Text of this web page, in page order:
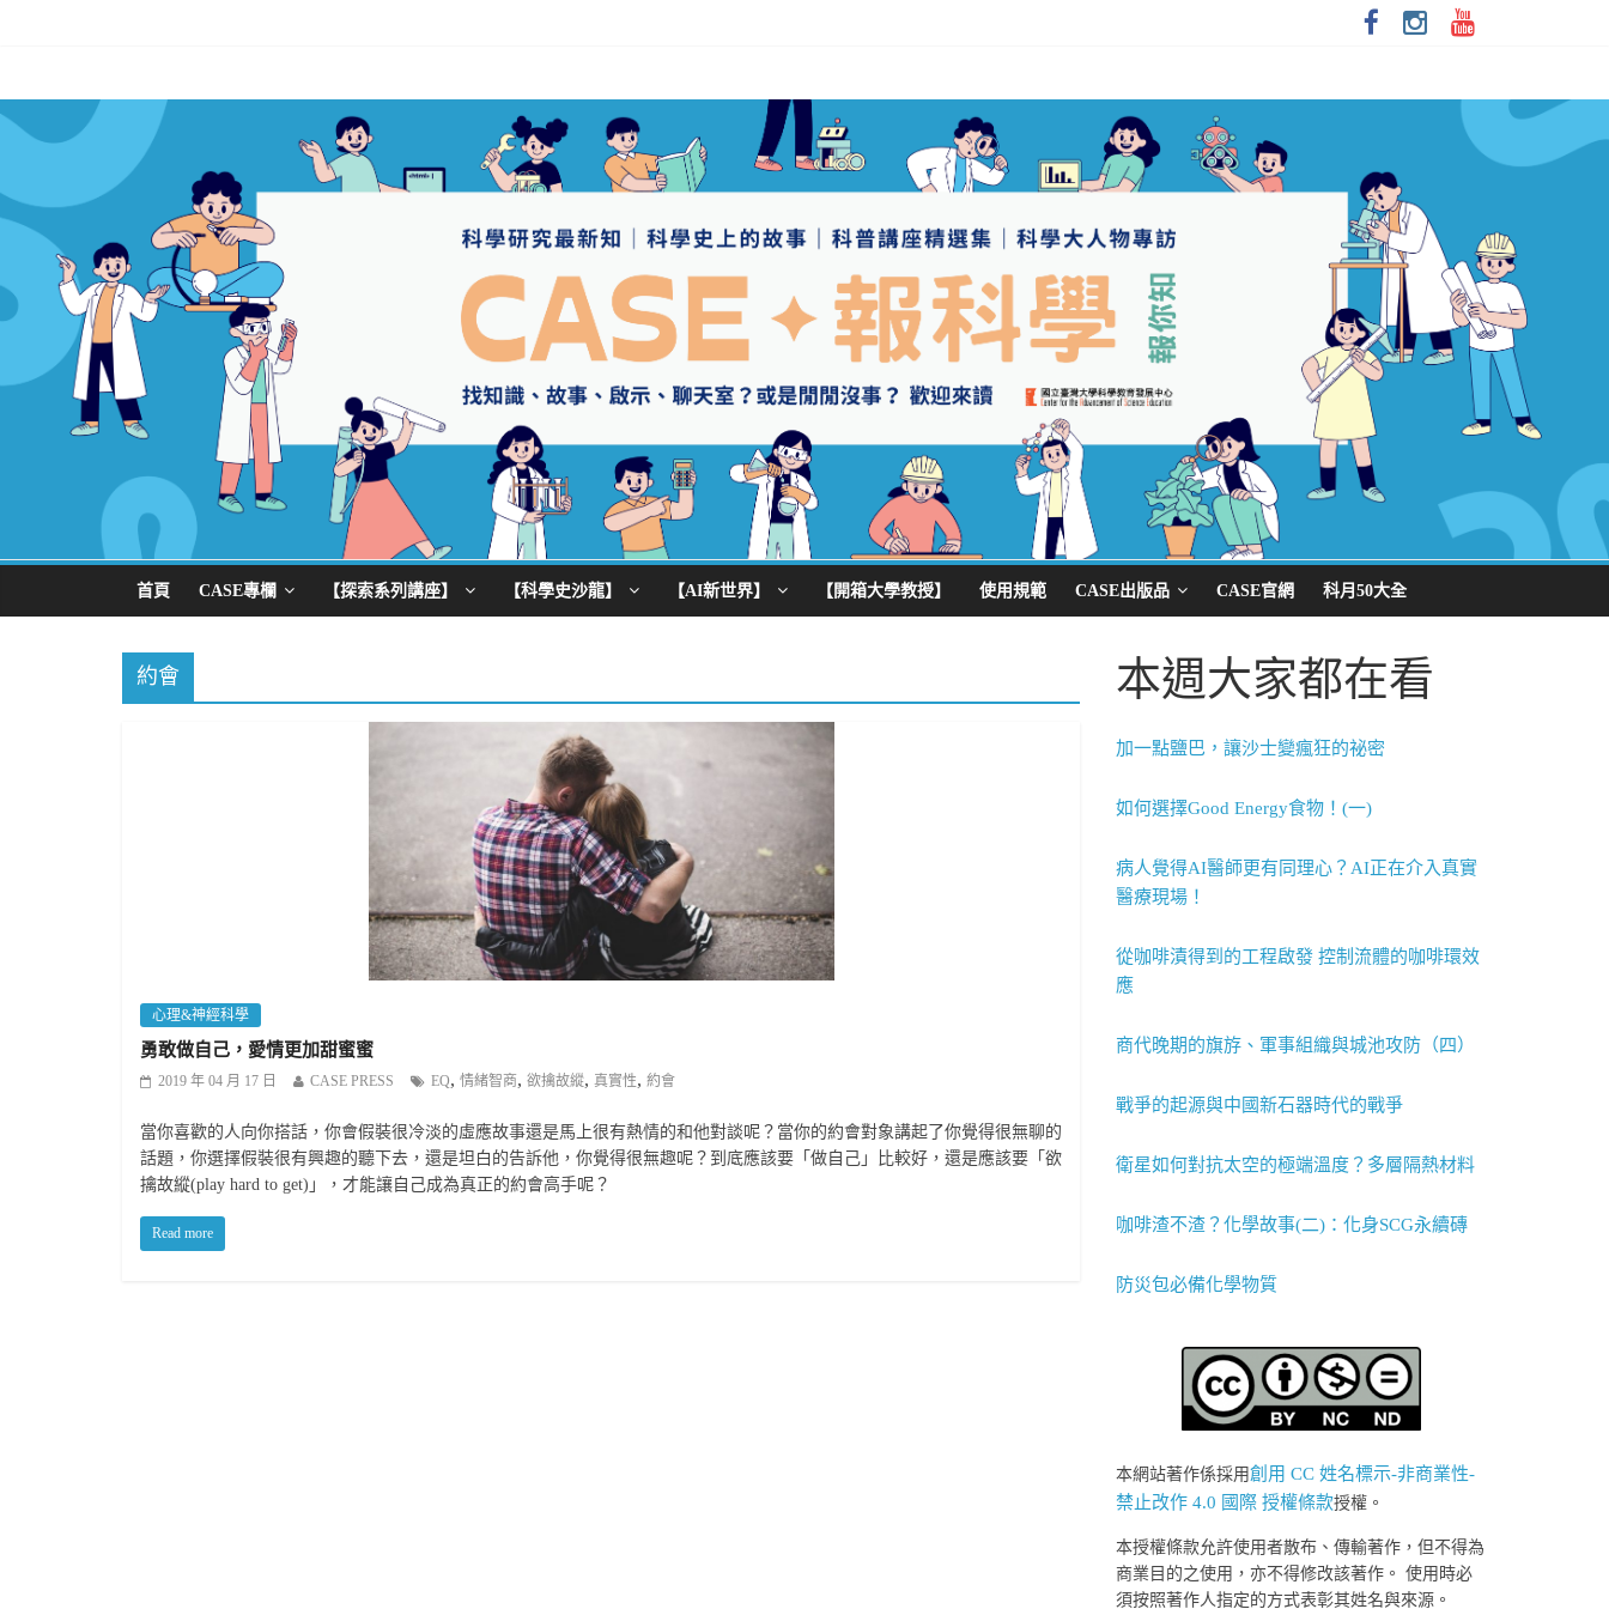
首頁 CASE專欄 【探索系列講座】 【科學史沙龍】 【AI新世界】 【開箱大學教授】 使用規範 CASE出版品 CASE官網 科月50大全
約會
心理&神經科學
勇敢做自己，愛情更加甜蜜蜜
2019 年 04 月 17 日 CASE PRESS EQ, 情緒智商, 欲擒故縱, 真實性, 約會
當你喜歡的人向你搭話，你會假裝很冷淡的虛應故事還是馬上很有熱情的和他對談呢？當你的約會對象講起了你覺得很無聊的
話題，你選擇假裝很有興趣的聽下去，還是坦白的告訴他，你覺得很無趣呢？到底應該要「做自己」比較好，還是應該要「欲
擒故縱(play hard to get)」，才能讓自己成為真正的約會高手呢？
Read more
本週大家都在看
加一點鹽巴，讓沙士變瘋狂的祕密
如何選擇Good Energy食物！(一)
病人覺得AI醫師更有同理心？AI正在介入真實
醫療現場！
從咖啡漬得到的工程啟發 控制流體的咖啡環效
應
商代晚期的旗斿、軍事組織與城池攻防（四）
戰爭的起源與中國新石器時代的戰爭
衛星如何對抗太空的極端溫度？多層隔熱材料
咖啡渣不渣？化學故事(二)：化身SCG永續磚
防災包必備化學物質
本網站著作係採用創用 CC 姓名標示-非商業性-
禁止改作 4.0 國際 授權條款授權。
本授權條款允許使用者散布、傳輸著作，但不得為
商業目的之使用，亦不得修改該著作。 使用時必
須按照著作人指定的方式表彰其姓名與來源。